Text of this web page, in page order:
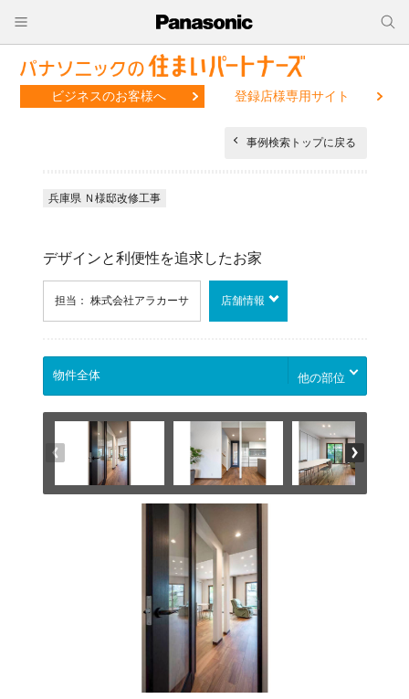
ビジネスのお客様へ 登録店様専用サイト
事例検索トップに戻る
兵庫県 Ｎ様邸改修工事
デザインと利便性を追求したお家
担当： 株式会社アラカーサ 店舗情報
他の部位